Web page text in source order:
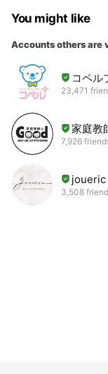
You might like
Accounts others are
コペル
23,471
家庭教
7,926
joueric
3,508